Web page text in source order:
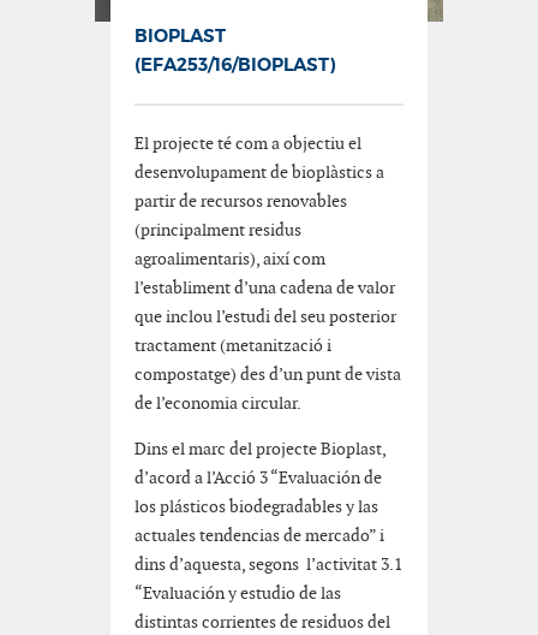
BIOPLAST
(EFA253/16/BIOPLAST)
El projecte té com a objectiu el
desenvolupament de bioplàstics a
partir de recursos renovables
(principalment residus
agroalimentaris), així com
l’establiment d’una cadena de valor
que inclou l’estudi del seu posterior
tractament (metanització i
compostatge) des d’un punt de vista
de l’economia circular.
Dins el marc del projecte Bioplast,
d’acord a l’Acció 3 “Evaluación de
los plásticos biodegradables y las
actuales tendencias de mercado” i
dins d’aquesta, segons l’activitat 3.1
“Evaluación y estudio de las
distintas corrientes de residuos del